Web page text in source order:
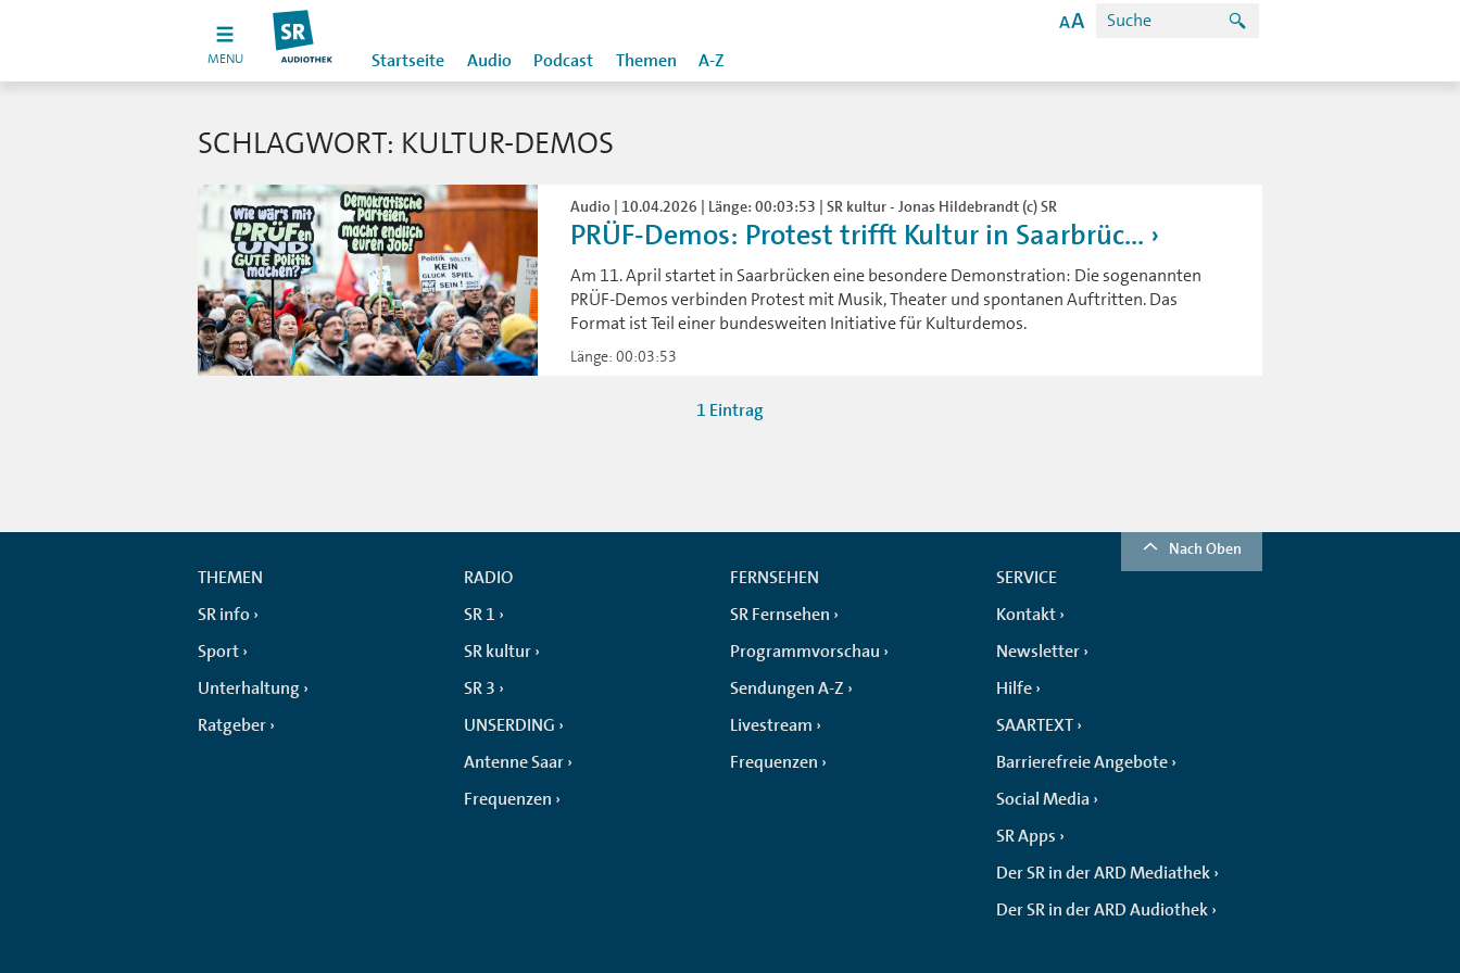
MENU Startseite Audio Podcast Themen A-Z
SCHLAGWORT: KULTUR-DEMOS
Audio | 10.04.2026 | Länge: 00:03:53 | SR kultur - Jonas Hildebrandt (c) SR
PRÜF-Demos: Protest trifft Kultur in Saarbrüc...
Am 11. April startet in Saarbrücken eine besondere Demonstration: Die sogenannten
PRÜF-Demos verbinden Protest mit Musik, Theater und spontanen Auftritten. Das
Format ist Teil einer bundesweiten Initiative für Kulturdemos.
Länge: 00:03:53
1 Eintrag
Nach Oben
THEMEN
SR info
Sport
Unterhaltung
Ratgeber
RADIO
SR 1
SR kultur
SR 3
UNSERDING
Antenne Saar
Frequenzen
FERNSEHEN
SR Fernsehen
Programmvorschau
Sendungen A-Z
Livestream
Frequenzen
SERVICE
Kontakt
Newsletter
Hilfe
SAARTEXT
Barrierefreie Angebote
Social Media
SR Apps
Der SR in der ARD Mediathek
Der SR in der ARD Audiothek